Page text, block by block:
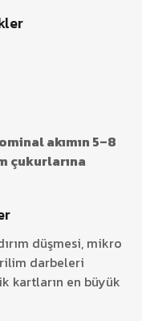
akımın 5–8
çukurlarına
düşmesi, mikro
darbeleri
kartların en büyük